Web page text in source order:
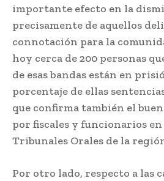
importante efecto en la
precisamente de aquellos
connotación para la
hoy cerca de 200 personas
de esas bandas están en
porcentaje de ellas
que confirma también el
por fiscales y funcionarios
Tribunales Orales de la
Por otro lado, respecto a las